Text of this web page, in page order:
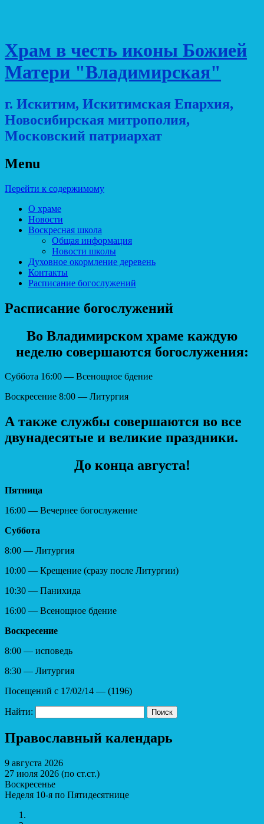
Храм в честь иконы Божией
Матери "Владимирская"
г. Искитим, Искитимская Епархия,
Новосибирская митрополия,
Московский патриархат
Menu
Перейти к содержимому
О храме
Новости
Воскресная школа
Общая информация
Новости школы
Духовное окормление деревень
Контакты
Расписание богослужений
Расписание богослужений
Во Владимирском храме каждую
неделю совершаются богослужения:
Суббота 16:00 — Всенощное бдение
Воскресение 8:00 — Литургия
А также службы совершаются во все
двунадесятые и великие праздники.
До конца августа!
Пятница
16:00 — Вечернее богослужение
Суббота
8:00 — Литургия
10:00 — Крещение (сразу после Литургии)
10:30 — Панихида
16:00 — Всенощное бдение
Воскресение
8:00 — исповедь
8:30 — Литургия
Посещений с 17/02/14 — (1196)
Найти:
Православный календарь
9 августа 2026
27 июля 2026 (по ст.ст.)
Воскресенье
Неделя 10-я по Пятидесятнице